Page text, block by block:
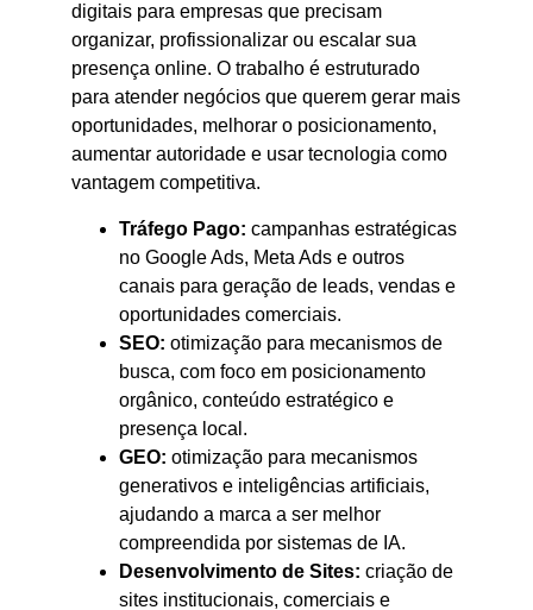
digitais para empresas que precisam
organizar, profissionalizar ou escalar sua
presença online. O trabalho é estruturado
para atender negócios que querem gerar mais
oportunidades, melhorar o posicionamento,
aumentar autoridade e usar tecnologia como
vantagem competitiva.
Tráfego Pago: campanhas estratégicas
no Google Ads, Meta Ads e outros
canais para geração de leads, vendas e
oportunidades comerciais.
SEO: otimização para mecanismos de
busca, com foco em posicionamento
orgânico, conteúdo estratégico e
presença local.
GEO: otimização para mecanismos
generativos e inteligências artificiais,
ajudando a marca a ser melhor
compreendida por sistemas de IA.
Desenvolvimento de Sites: criação de
sites institucionais, comerciais e